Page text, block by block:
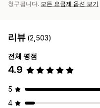
청구됩니다. 모든 요금제 옵션 보기
리뷰 (2,503)
전체 평점
4.9
5
4